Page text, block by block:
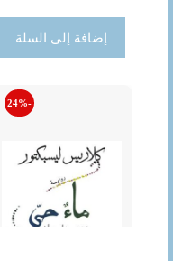
إضافة إلى السلة
-24%